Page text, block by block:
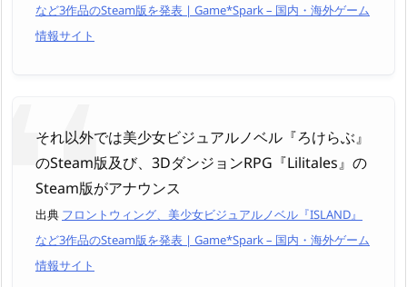
など3作品のSteam版を発表 | Game*Spark – 国内・海外ゲーム
情報サイト
それ以外では美少女ビジュアルノベル『ろけらぶ』
のSteam版及び、3DダンジョンRPG『Lilitales』の
Steam版がアナウンス
出典 フロントウィング、美少女ビジュアルノベル『ISLAND』
など3作品のSteam版を発表 | Game*Spark – 国内・海外ゲーム
情報サイト